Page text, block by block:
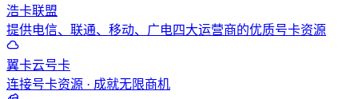
浩卡联盟
提供电信、联通、移动、广电四大运营商的优质号卡资源
翼卡云号卡
连接号卡资源 · 成就无限商机